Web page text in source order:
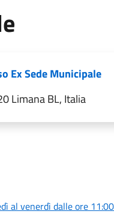
Ex Sede Municipale
Limana BL, Italia
al venerdì dalle ore